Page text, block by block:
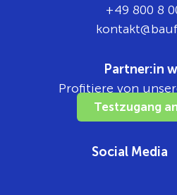
+49 800 8
b@tka
tnok
Partner:in
Profitiere von
Testzugang
Social Media